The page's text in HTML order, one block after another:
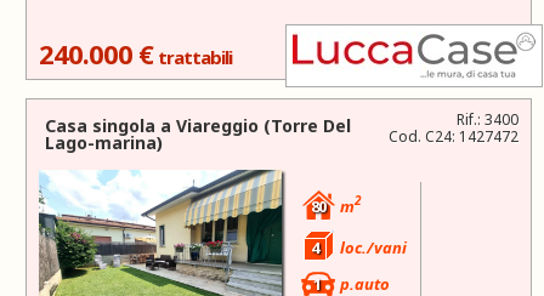
240.000 € trattabili
Rif.: 3400
Cod. C24: 1427472
Casa singola a Viareggio (Torre Del
Lago-marina)
80 m2
4
loc./vani
1
p.auto